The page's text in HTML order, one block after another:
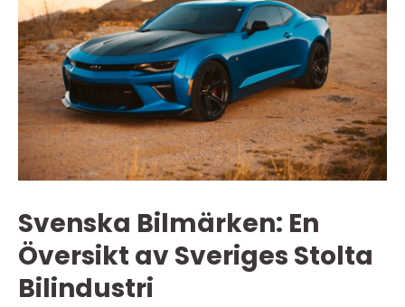
Svenska Bilmärken: En
Översikt av Sveriges Stolta
Bilindustri